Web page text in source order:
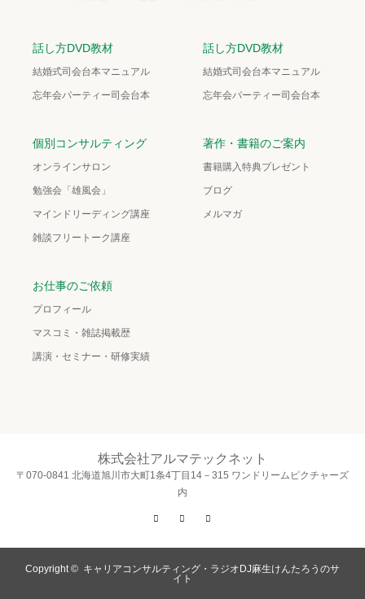
話し方DVD教材
結婚式司会台本マニュアル
忘年会パーティー司会台本
話し方DVD教材
結婚式司会台本マニュアル
忘年会パーティー司会台本
個別コンサルティング
オンラインサロン
勉強会「雄風会」
マインドリーディング講座
雑談フリートーク講座
著作・書籍のご案内
書籍購入特典プレゼント
ブログ
メルマガ
お仕事のご依頼
プロフィール
マスコミ・雑誌掲載歴
講演・セミナー・研修実績
株式会社アルマテックネット
〒070-0841 北海道旭川市大町1条4丁目14－315 ワンドリームピクチャーズ
内
Twitter
Facebook
Copyright © キャリアコンサルティング・ラジオDJ麻生けんたろうのサ
イト